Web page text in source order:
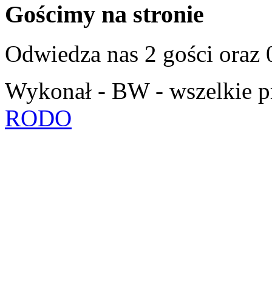
Gościmy na stronie
Odwiedza nas 2 gości
Wykonał - BW - wszelkie
RODO